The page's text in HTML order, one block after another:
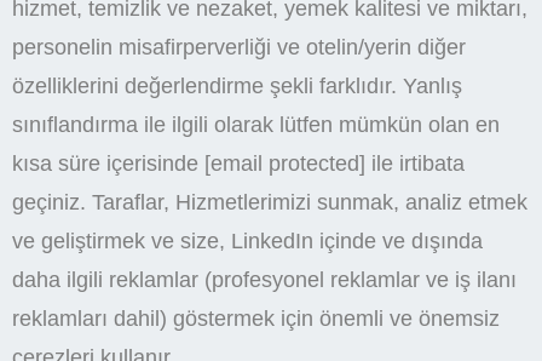
hizmet, temizlik ve nezaket, yemek kalitesi ve miktarı,
personelin misafirperverliği ve otelin/yerin diğer
özelliklerini değerlendirme şekli farklıdır. Yanlış
sınıflandırma ile ilgili olarak lütfen mümkün olan en
kısa süre içerisinde [email protected] ile irtibata
geçiniz. Taraflar, Hizmetlerimizi sunmak, analiz etmek
ve geliştirmek ve size, LinkedIn içinde ve dışında
daha ilgili reklamlar (profesyonel reklamlar ve iş ilanı
reklamları dahil) göstermek için önemli ve önemsiz